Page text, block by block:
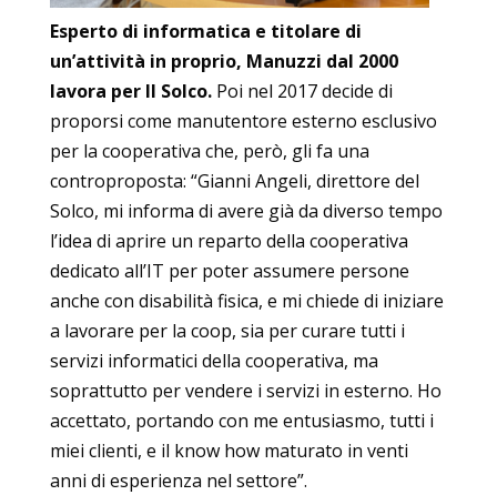
Esperto di informatica e titolare di
un’attività in proprio, Manuzzi dal 2000
lavora per Il Solco.Poi nel 2017 decide di
proporsi come manutentore esterno esclusivo
per la cooperativa che, però, gli fa una
controproposta: “Gianni Angeli, direttore del
Solco, mi informa di avere già da diverso tempo
l’idea di aprire un reparto della cooperativa
dedicato all’IT per poter assumere persone
anche con disabilità fisica, e mi chiede di iniziare
a lavorare per la coop, sia per curare tutti i
servizi informatici della cooperativa, ma
soprattutto per vendere i servizi in esterno. Ho
accettato, portando con me entusiasmo, tutti i
miei clienti, e il know how maturato in venti
anni di esperienza nel settore”.